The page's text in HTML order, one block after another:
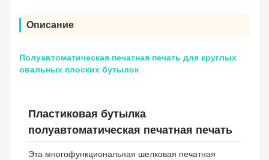
Описание
Полуавтоматическая печатная печать для круглых
овальных плоских бутылок
Пластиковая бутылка
полуавтоматическая печатная печать
Эта многофункциональная шелковая печатная